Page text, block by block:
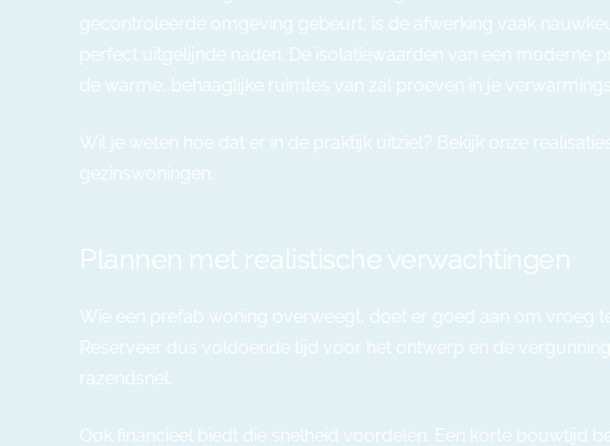
gecontroleerde omgeving gebeurt, is de afwerking vaak
perfect uitgelijnde naden. De isolatiewaarden van een
de warme, behaaglijke ruimtes van zal proeven in je
Wil je weten hoe dat er in de praktijk uitziet? Bekijk onze
gezinswoningen.
Plannen met realistische verwachtingen
Wie een prefab woning overweegt, doet er goed aan om vroeg
Reserveer dus voldoende tijd voor het ontwerp en de
razendsnel.
Ook financieel biedt die snelheid voordelen. Een korte bouwtijd